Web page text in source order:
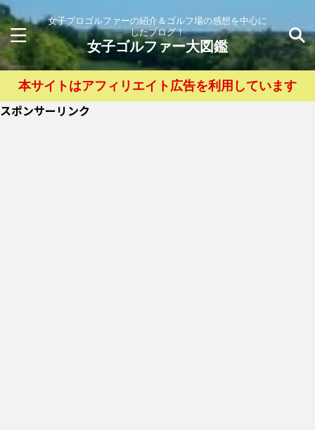
女子プロゴルファーの紹介＆ゴルフ場の感想を中心に
したブログ！
女子ゴルファー大図鑑
本サイトはアフィリエイト広告を利用しています
スポンサーリンク